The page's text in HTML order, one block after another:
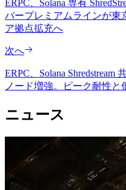
ERPC、Solana 専有
バープレミアムラインが東
ア拠点拡充へ
次へ
ERPC、Solana
ノード増強。ピーク耐性
ニュース